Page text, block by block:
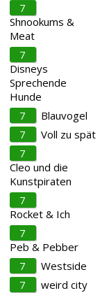
7
Shnookums &
Meat
7
Disneys
Sprechende
Hunde
7
Blauvogel
7
Voll zu spät
7
Cleo und die
Kunstpiraten
7
Rocket & Ich
7
Peb & Pebber
7
Westside
7
weird city